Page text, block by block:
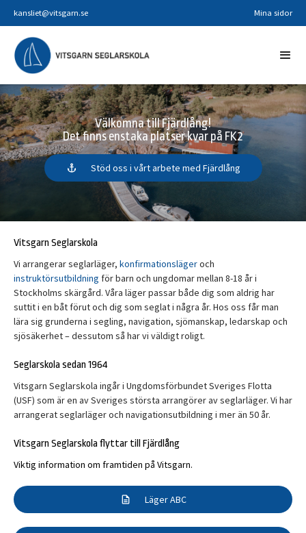
kansliet@vitsgarn.se Mina sidor
Välkomna till Fjärdlång!
Det finns enstaka platser kvar på FK2
anchor Stöd oss i vårt arbete med Fjärdlång
Vitsgarn Seglarskola
Vi arrangerar seglarläger, konfirmationslägeroch
instruktörsutbildning för barn och ungdomar mellan 8-18 år i
Stockholms skärgård. Våra läger passar både dig som aldrig har
suttit i en båt förut och dig som seglat i några år. Hos oss får man
lära sig grunderna i segling, navigation, sjömanskap, ledarskap och
sjösäkerhet – dessutom så har vi väldigt roligt.
Seglarskola sedan 1964
Vitsgarn Seglarskola ingår i Ungdomsförbundet Sveriges Flotta
(USF) som är en av Sveriges största arrangörer av seglarläger. Vi har
arrangerat seglarläger och navigationsutbildning i mer än 50 år.
Vitsgarn Seglarskola flyttar till Fjärdlång
Viktig information om framtiden på Vitsgarn.
description Läger ABC